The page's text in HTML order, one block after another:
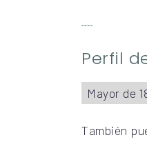
Perfil
Mayor de
También